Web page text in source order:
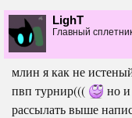
LighT
Главный
млин я как не
пвп турнир(((
но
рассылать выше